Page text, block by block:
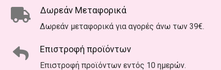
Δωρεάν Μεταφορικά
Δωρεάν μεταφορικά για αγορές άνω των 39€.
Επιστροφή προϊόντων
Επιστροφή προϊόντων εντός 10 ημερών.